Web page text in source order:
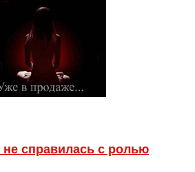
справилась с ролью